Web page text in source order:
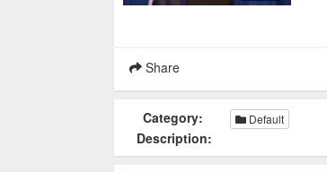
Share
Category: Default
Description: